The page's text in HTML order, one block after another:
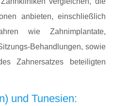
anbieten, einschließlich
wie Zahnimplantate,
Behandlungen, sowie
Zahnersatzes beteiligten
und Tunesien: